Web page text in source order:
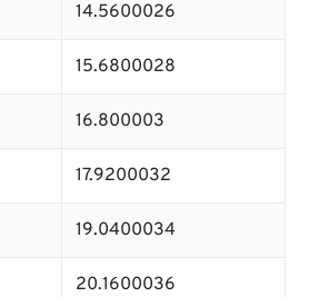
14.5600026
15.6800028
16.800003
17.9200032
19.0400034
20.1600036